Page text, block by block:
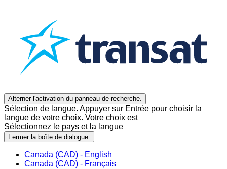
Alterner l'activation du panneau de recherche.
Sélection de langue. Appuyer sur Entrée pour choisir la
langue de votre choix. Votre choix est
Sélectionnez le pays et la langue
Fermer la boîte de dialogue.
Canada (CAD) - English
Canada (CAD) - Français